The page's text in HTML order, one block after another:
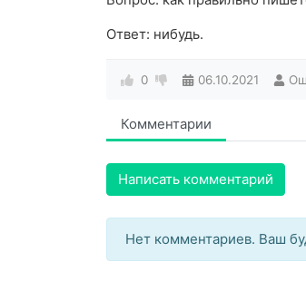
Ответ: нибудь.
0 06.10.2021
Комментарии
Написать комментарий
Нет комментариев. Ваш